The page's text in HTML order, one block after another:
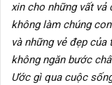
xin cho những vất
không làm chúng
và những vẻ đẹp của
không ngăn bước
Ước gì qua cuộc